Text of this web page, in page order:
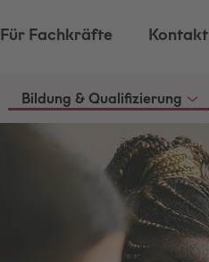
Für Fachkräfte Kontakt
Bildung & Qualifizierung